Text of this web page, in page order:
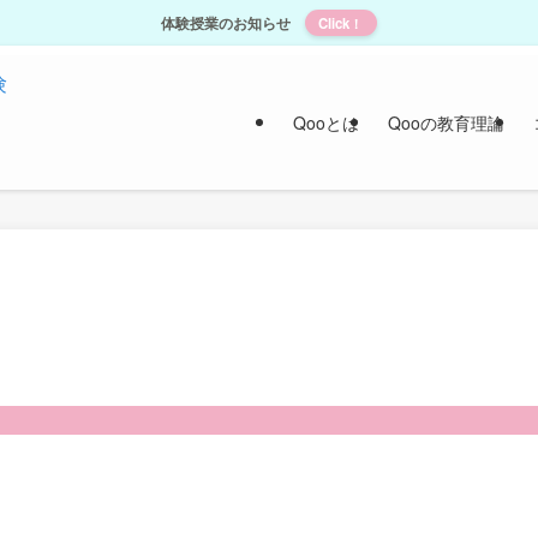
体験授業のお知らせ Click！
Qooとは Qooの教育理論